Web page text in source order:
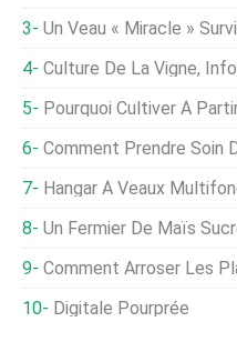
Un Veau « Miracle » Survit À
Culture De La Vigne,
Pourquoi Cultiver À
Comment Prendre Soin
Hangar À Veaux
Un Fermier De Maïs Sucré
Comment Arroser Les
Digitale Pourprée